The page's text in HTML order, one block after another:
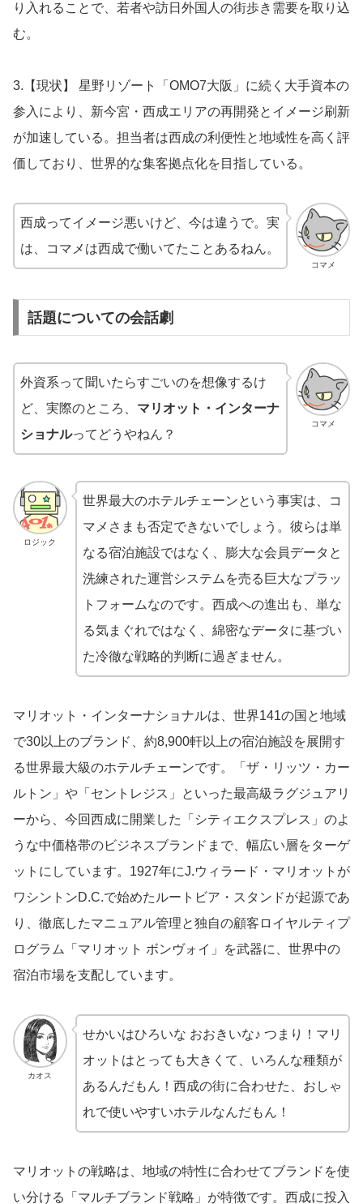
り入れることで、若者や訪日外国人の街歩き需要を取り込
む。
3.【現状】 星野リゾート「OMO7大阪」に続く大手資本の
参入により、新今宮・西成エリアの再開発とイメージ刷新
が加速している。担当者は西成の利便性と地域性を高く評
価しており、世界的な集客拠点化を目指している。
コマメ
西成ってイメージ悪いけど、今は違うで。実
は、コマメは西成で働いてたことあるねん。
話題についての会話劇
コマメ
外資系って聞いたらすごいのを想像するけ
ど、実際のところ、 マリオット・インターナ
ショナルってどうやねん？
ロジック
世界最大のホテルチェーンという事実は、コ
マメさまも否定できないでしょう。彼らは単
なる宿泊施設ではなく、膨大な会員データと
洗練された運営システムを売る巨大なプラッ
トフォームなのです。西成への進出も、単な
る気まぐれではなく、綿密なデータに基づい
た冷徹な戦略的判断に過ぎません。
マリオット・インターナショナルは、世界141の国と地域
で30以上のブランド、約8,900軒以上の宿泊施設を展開す
る世界最大級のホテルチェーンです。「ザ・リッツ・カー
ルトン」や「セントレジス」といった最高級ラグジュアリ
ーから、今回西成に開業した「シティエクスプレス」のよ
うな中価格帯のビジネスブランドまで、幅広い層をターゲ
ットにしています。1927年にJ.ウィラード・マリオットが
ワシントンD.C.で始めたルートビア・スタンドが起源であ
り、徹底したマニュアル管理と独自の顧客ロイヤルティプ
ログラム「マリオット ボンヴォイ」を武器に、世界中の
宿泊市場を支配しています。
カオス
せかいはひろいな おおきいな♪ つまり！マリ
オットはとっても大きくて、いろんな種類が
あるんだもん！西成の街に合わせた、おしゃ
れで使いやすいホテルなんだもん！
マリオットの戦略は、地域の特性に合わせてブランドを使
い分ける「マルチブランド戦略」が特徴です。西成に投入